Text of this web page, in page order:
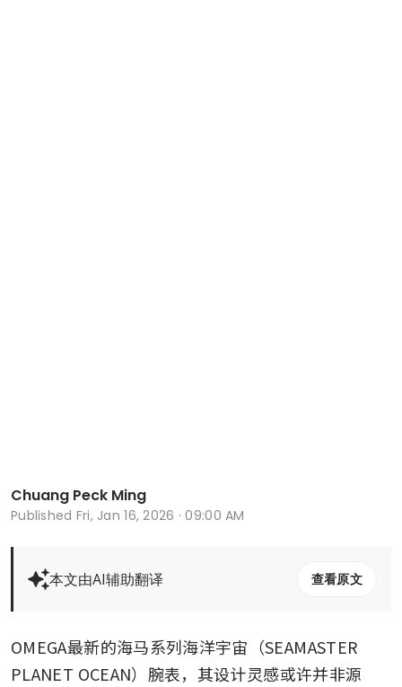
Chuang Peck Ming
Published Fri, Jan 16, 2026 · 09:00 AM
本文由AI辅助翻译 查看原文
OMEGA最新的海马系列海洋宇宙（SEAMASTER
PLANET OCEAN）腕表，其设计灵感或许并非源